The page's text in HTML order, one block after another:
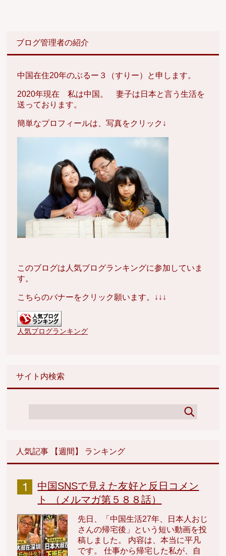
ブログ管理者の紹介
中国在住20年のぶるー３（すりー）と申します。
2020年現在 私は中国。 妻子は日本と言う生活を
送っております。
簡単なプロフィールは、写真をクリック↓
このブログは人気ブログランキングに参加していま
す。
こちらのバナーをクリック願います。↓↓↓
人気ブログランキング
サイト内検索
人気記事 【週間】 ランキング
中国SNSで見えた友好と反日コメン
ト （メルマガ第５８８話）
先日、「中国生活27年、日本人おじ
さんの帰宅後」という短い動画を投
稿しました。 内容は、本当に平凡
です。 仕事から帰宅した私が、自